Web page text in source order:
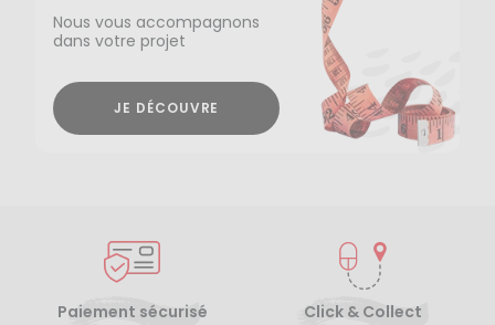
Nous vous accompagnons
dans votre projet
JE DÉCOUVRE
Paiement sécurisé
Click & Collect